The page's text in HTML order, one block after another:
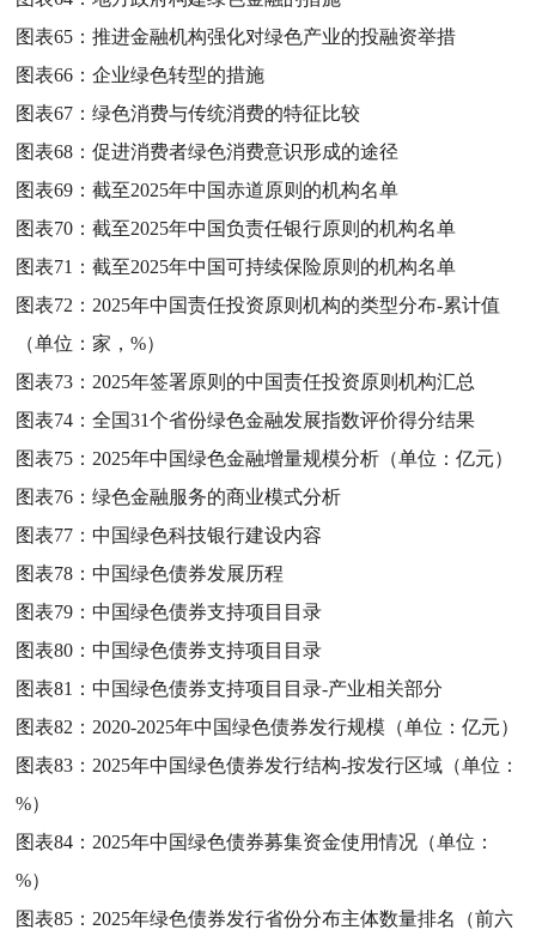
图表65：推进金融机构强化对绿色产业的投融资举措
图表66：企业绿色转型的措施
图表67：绿色消费与传统消费的特征比较
图表68：促进消费者绿色消费意识形成的途径
图表69：截至2025年中国赤道原则的机构名单
图表70：截至2025年中国负责任银行原则的机构名单
图表71：截至2025年中国可持续保险原则的机构名单
图表72： 2025年中国责任投资原则机构的类型分布-累计值
（单位：家，%）
图表73： 2025年签署原则的中国责任投资原则机构汇总
图表74：全国31个省份绿色金融发展指数评价得分结果
图表75： 2025年中国绿色金融增量规模分析（单位：亿元）
图表76：绿色金融服务的商业模式分析
图表77：中国绿色科技银行建设内容
图表78：中国绿色债券发展历程
图表79：中国绿色债券支持项目目录
图表80：中国绿色债券支持项目目录
图表81：中国绿色债券支持项目目录-产业相关部分
图表82： 2020-2025年中国绿色债券发行规模（单位：亿元）
图表83： 2025年中国绿色债券发行结构-按发行区域（单位：
%）
图表84： 2025年中国绿色债券募集资金使用情况（单位：
%）
图表85： 2025年绿色债券发行省份分布主体数量排名（前六